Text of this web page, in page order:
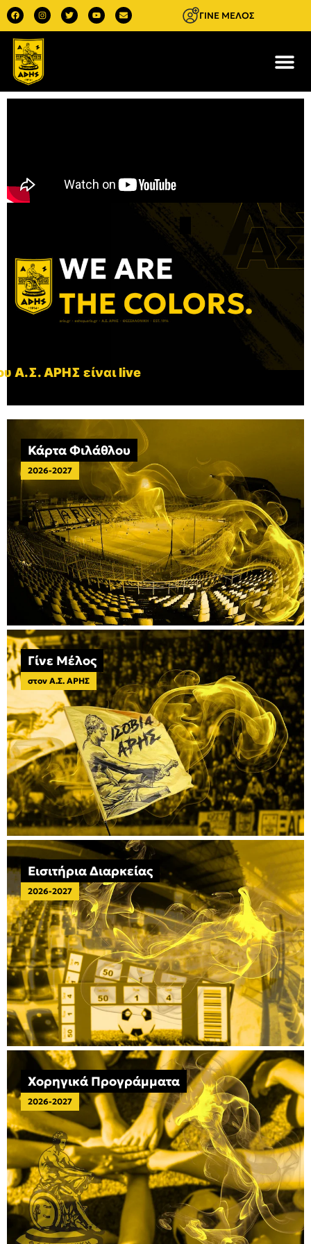
ΓΙΝΕ ΜΕΛΟΣ
Α.Σ. ΑΡΗΣ είναι live
Κάρτα Φιλάθλου
2026-2027
Γίνε Μέλος
στον Α.Σ. ΑΡΗΣ
Εισιτήρια Διαρκείας
2026-2027
Χορηγικά Προγράμματα
2026-2027